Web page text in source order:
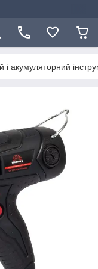
і акумуляторний